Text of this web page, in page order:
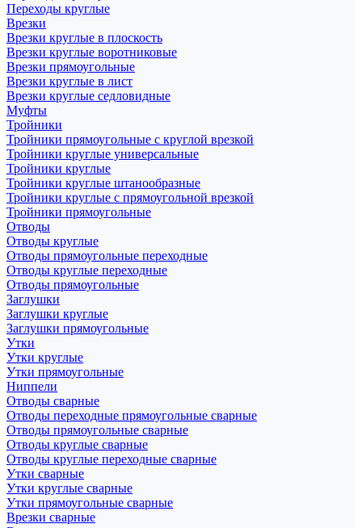
Переходы круглые
Врезки
Врезки круглые в плоскость
Врезки круглые воротниковые
Врезки прямоугольные
Врезки круглые в лист
Врезки круглые седловидные
Муфты
Тройники
Тройники прямоугольные с круглой врезкой
Тройники круглые универсальные
Тройники круглые
Тройники круглые штанообразные
Тройники круглые с прямоугольной врезкой
Тройники прямоугольные
Отводы
Отводы круглые
Отводы прямоугольные переходные
Отводы круглые переходные
Отводы прямоугольные
Заглушки
Заглушки круглые
Заглушки прямоугольные
Утки
Утки круглые
Утки прямоугольные
Ниппели
Отводы сварные
Отводы переходные прямоугольные сварные
Отводы прямоугольные сварные
Отводы круглые сварные
Отводы круглые переходные сварные
Утки сварные
Утки круглые сварные
Утки прямоугольные сварные
Врезки сварные